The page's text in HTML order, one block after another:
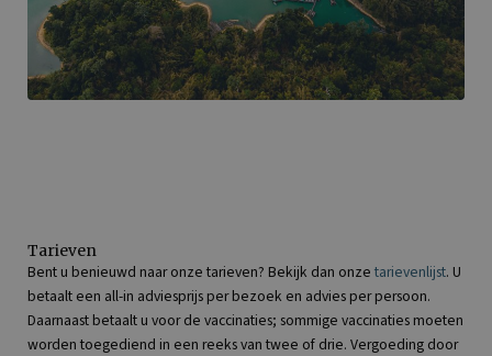
Tarieven
Bent u benieuwd naar onze tarieven? Bekijk dan onze tarievenlijst. U
betaalt een all-in adviesprijs per bezoek en advies per persoon.
Daarnaast betaalt u voor de vaccinaties; sommige vaccinaties moeten
worden toegediend in een reeks van twee of drie. Vergoeding door